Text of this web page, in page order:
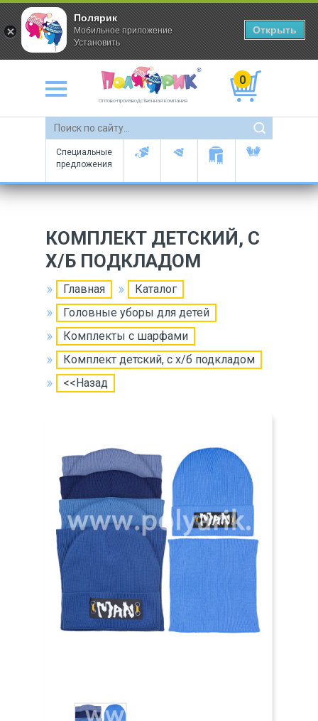
Оптово-производственная компания
0
Специальные
предложения
КОМПЛЕКТ ДЕТСКИЙ, С
Х/Б ПОДКЛАДОМ
Главная
Каталог
Головные уборы для детей
Комплекты с шарфами
Комплект детский, с х/б подкладом
<<Назад
Полярик
Мобильное приложение
Установить
Открыть